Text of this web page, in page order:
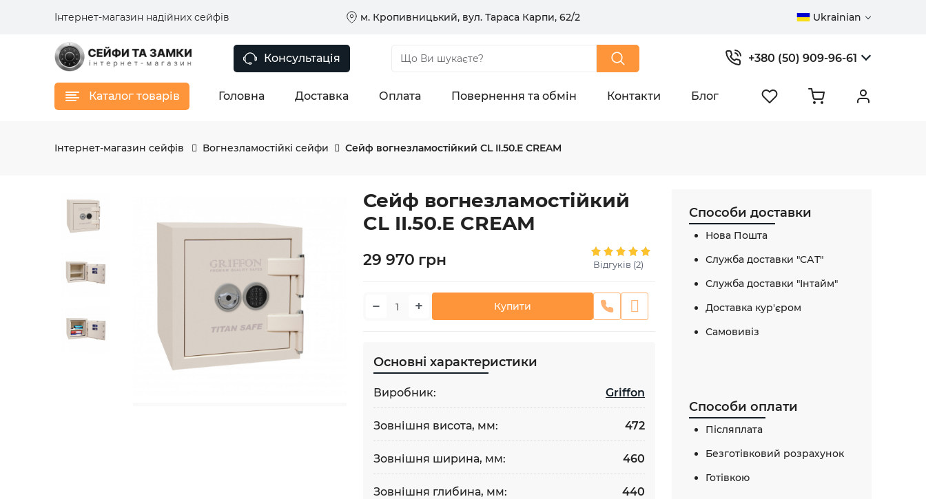
Інтернет-магазин надійних сейфів м. Кропивницький, вул. Тараса Карпи, 62/2 Ukrainian
Консультація +380 (50) 909-96-61
Каталог товарів Головна Доставка Оплата Повернення та обмін Контакти Блог
Інтернет-магазин сейфів Вогнезламостійкі сейфи Сейф вогнезламостійкий CL II.50.Е CREAM
Сейф вогнезламостійкий
CL II.50.Е CREAM
29 970 грн Відгуків (2)
− + Купити
Основні характеристики
Виробник: Griffon
Зовнішня висота, мм: 472
Зовнішня ширина, мм: 460
Зовнішня глибина, мм: 440
Способи доставки
Нова Пошта
Служба доставки "САТ"
Служба доставки "Інтайм"
Доставка кур'єром
Самовивіз
Способи оплати
Післяплата
Безготівковий розрахунок
Готівкою